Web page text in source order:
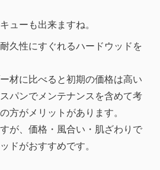
ューも出来ますね。
久性にすぐれるハードウッドを
材に比べると初期の価格は高い
パンでメンテナンスを含めて考
方がメリットがあります。
が、価格・風合い・肌ざわりで
ドがおすすめです。